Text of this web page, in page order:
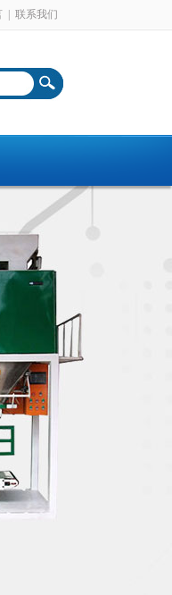
联系我们